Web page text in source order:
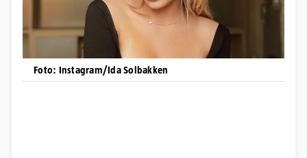
Foto: Instagram/Ida Solbakken